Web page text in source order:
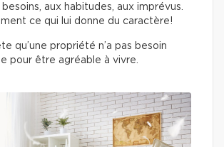
aux habitudes, aux imprévus.
ce qui lui donne du caractère!
qu’une propriété n’a pas besoin
pour être agréable à vivre.